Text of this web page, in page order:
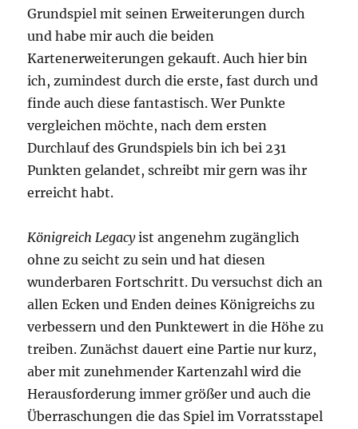
Grundspiel mit seinen Erweiterungen durch
und habe mir auch die beiden
Kartenerweiterungen gekauft. Auch hier bin
ich, zumindest durch die erste, fast durch und
finde auch diese fantastisch. Wer Punkte
vergleichen möchte, nach dem ersten
Durchlauf des Grundspiels bin ich bei 231
Punkten gelandet, schreibt mir gern was ihr
erreicht habt.
Königreich Legacyist angenehm zugänglich
ohne zu seicht zu sein und hat diesen
wunderbaren Fortschritt. Du versuchst dich an
allen Ecken und Enden deines Königreichs zu
verbessern und den Punktewert in die Höhe zu
treiben. Zunächst dauert eine Partie nur kurz,
aber mit zunehmender Kartenzahl wird die
Herausforderung immer größer und auch die
Überraschungen die das Spiel im Vorratsstapel